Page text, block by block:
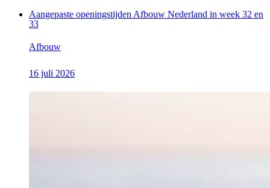
Aangepaste openingstijden Afbouw Nederland in week 32 en
33
Afbouw
16 juli 2026